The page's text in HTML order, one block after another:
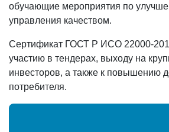
обучающие мероприятия по
управления качеством.
Сертификат ГОСТ Р ИСО 22000-
участию в тендерах, выходу на
инвесторов, а также к повышению
потребителя.